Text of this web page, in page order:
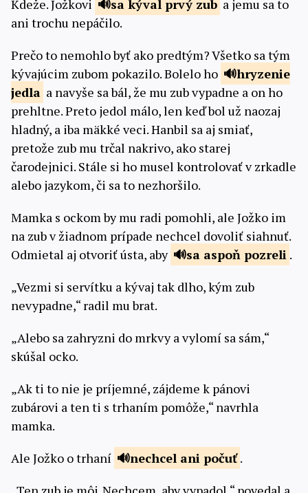
Kdeže. Jožkovi
sa kýval prvý zub a jemu sa to
ani trochu nepáčilo.
Prečo to nemohlo byť ako predtým? Všetko sa tým
kývajúcim zubom pokazilo. Bolelo ho
hryzenie
jedla a navyše sa bál, že mu zub vypadne a on ho
prehltne. Preto jedol málo, len keď bol už naozaj
hladný, a iba mäkké veci. Hanbil sa aj smiať,
pretože zub mu trčal nakrivo, ako starej
čarodejnici. Stále si ho musel kontrolovať v zrkadle
alebo jazykom, či sa to nezhoršilo.
Mamka s ockom by mu radi pomohli, ale Jožko im
na zub v žiadnom prípade nechcel dovoliť siahnuť.
Odmietal aj otvoriť ústa, aby
sa aspoň pozreli .
„Vezmi si servítku a kývaj tak dlho, kým zub
nevypadne,“ radil mu brat.
„Alebo sa zahryzni do mrkvy a vylomí sa sám,“
skúšal ocko.
„Ak ti to nie je príjemné, zájdeme k pánovi
zubárovi a ten ti s trhaním pomôže,“ navrhla
mamka.
Ale Jožko o trhaní
nechcel ani počuť .